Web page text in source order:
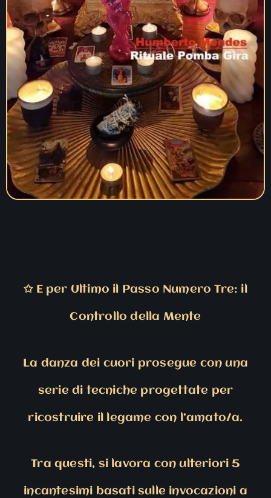
✩E per Ultimo il Passo Numero Tre: il
Controllo della Mente
La danza dei cuori prosegue con una
serie di tecniche progettate per
ricostruire il legame con l’amato/a.
Tra questi, si lavora con ulteriori 5
incantesimi basati sulle invocazioni a